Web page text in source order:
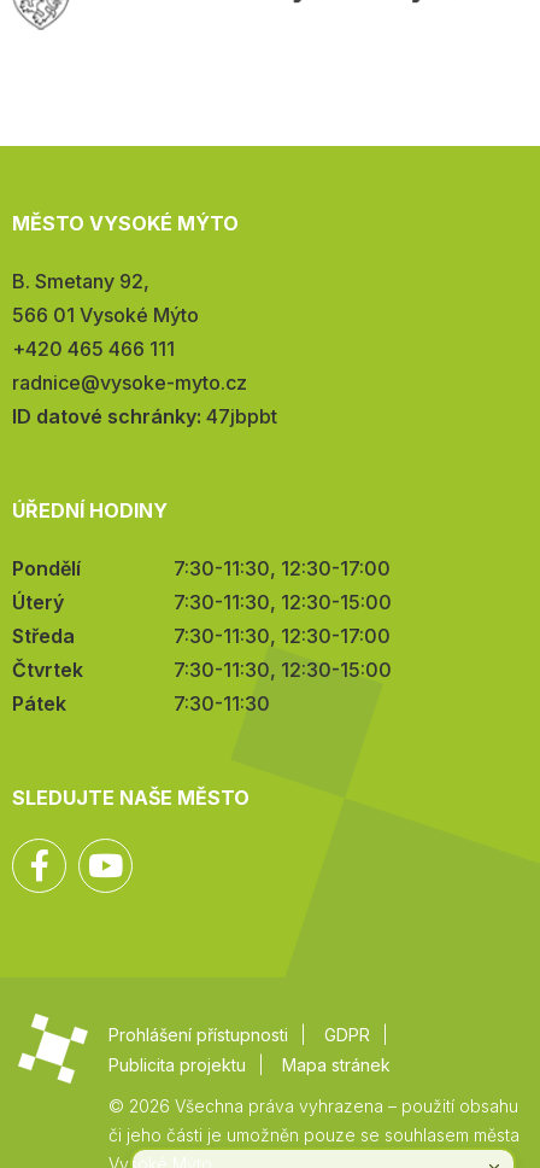
MĚSTO VYSOKÉ MÝTO
Adresa:
B. Smetany 92,
566 01 Vysoké Mýto
Telefon:
+420 465 466 111
E-
mail:
radnice@vysoke-myto.cz
ID datové schránky: 47jbpbt
ÚŘEDNÍ HODINY
Pondělí
7:30-11:30, 12:30-17:00
Úterý
7:30-11:30, 12:30-15:00
Středa
7:30-11:30, 12:30-17:00
Čtvrtek
7:30-11:30, 12:30-15:00
Pátek
7:30-11:30
SLEDUJTE NAŠE MĚSTO
Facebook
Prohlášení přístupnosti
GDPR
Publicita projektu
Mapa stránek
© 2026 Všechna práva vyhrazena – použití obsahu
či jeho části je umožněn pouze se souhlasem města
Vysoké Mýto.